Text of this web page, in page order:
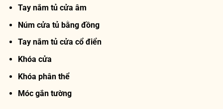
Tay nắm tủ cửa âm
Núm cửa tủ bằng đồng
Tay nắm tủ cửa cổ điển
Khóa cửa
Khóa phân thể
Móc gắn tường